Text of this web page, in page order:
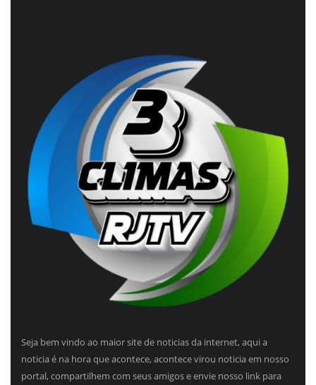
Seja bem vindo ao maior site de noticias da internet, aqui a
noticia é na hora que acontece, acontece virou noticia em nosso
portal, compartilhem com seus amigos e envie nosso link para